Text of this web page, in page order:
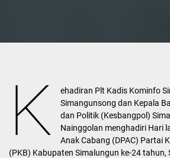
K
ehadiran Plt Kadis Kominfo
Simangunsong dan Kepala
dan Politik (Kesbangpol)
Nainggolan menghadiri Hari
Anak Cabang (DPAC) Partai
(PKB) Kabupaten Simalungun ke-24